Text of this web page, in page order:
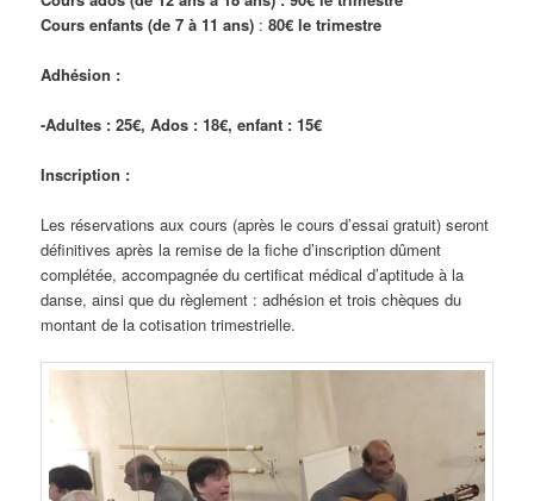
Cours enfants (de 7 à 11 ans) :80€ le trimestre
Adhésion :
-Adultes : 25€, Ados : 18€, enfant : 15€
Inscription :
Les réservations aux cours (après le cours d’essai gratuit) seront
définitives après la remise de la fiche d’inscription dûment
complétée, accompagnée du certificat médical d’aptitude à la
danse, ainsi que du règlement : adhésion et trois chèques du
montant de la cotisation trimestrielle.